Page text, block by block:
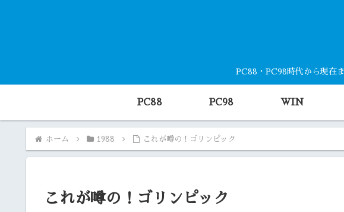
PC88・PC98時代から現在
PC88 PC98 WIN
ホーム 1988 これが噂の！ゴリンピック
これが噂の！ゴリンピック